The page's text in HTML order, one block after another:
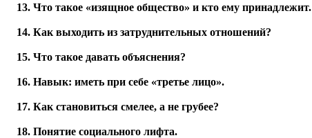
Что такое «изящное общество» и кто ему принадлежит.
Как выходить из затруднительных отношений?
Что такое давать объяснения?
Навык: иметь при себе «третье лицо».
Как становиться смелее, а не грубее?
Понятие социального лифта.